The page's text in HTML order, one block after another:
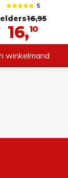
5
elders16,95
16,10
winkelmand